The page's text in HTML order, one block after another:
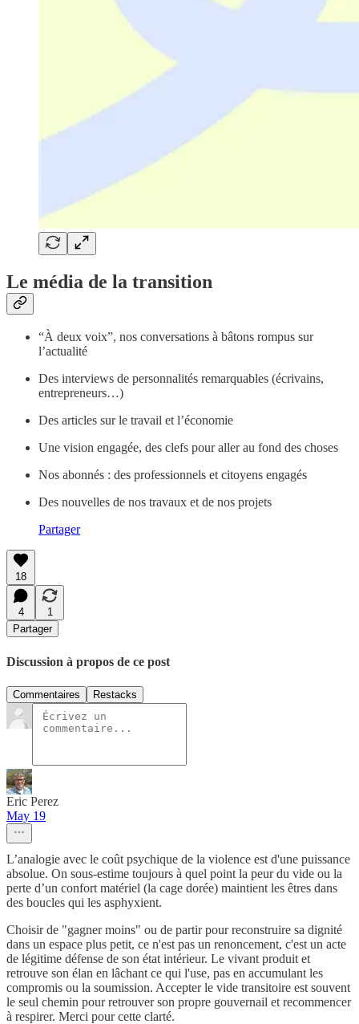
Le média de la transition
“À deux voix”, nos conversations à bâtons rompus sur
l’actualité
Des interviews de personnalités remarquables (écrivains,
entrepreneurs…)
Des articles sur le travail et l’économie
Une vision engagée, des clefs pour aller au fond des choses
Nos abonnés : des professionnels et citoyens engagés
Des nouvelles de nos travaux et de nos projets
Partager
18
4
1
Partager
Discussion à propos de ce post
Commentaires Restacks
Eric Perez
May 19
L’analogie avec le coût psychique de la violence est d'une puissance
absolue. On sous-estime toujours à quel point la peur du vide ou la
perte d’un confort matériel (la cage dorée) maintient les êtres dans
des boucles qui les asphyxient.
Choisir de "gagner moins" ou de partir pour reconstruire sa dignité
dans un espace plus petit, ce n'est pas un renoncement, c'est un acte
de légitime défense de son état intérieur. Le vivant produit et
retrouve son élan en lâchant ce qui l'use, pas en accumulant les
compromis ou la soumission. Accepter le vide transitoire est souvent
le seul chemin pour retrouver son propre gouvernail et recommencer
à respirer. Merci pour cette clarté.